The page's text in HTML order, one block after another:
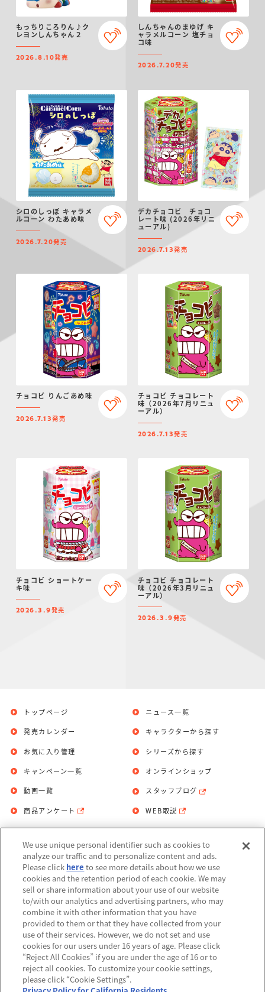
もっちりころりん♪ク
レヨンしんちゃん２
2026.8.10発売
しんちゃんのまゆげ キ
ャラメルコーン 塩チョ
コ味
2026.7.20発売
シロのしっぽ キャラメ
ルコーン わたあめ味
2026.7.20発売
デカチョコビ チョコ
レート味 (2026年リニ
ューアル)
2026.7.13発売
チョコビ りんごあめ味
2026.7.13発売
チョコビ チョコレート
味（2026年7月リニュ
ーアル）
2026.7.13発売
チョコビ ショートケー
キ味
2026.3.9発売
チョコビ チョコレート
味（2026年3月リニュ
ーアル）
2026.3.9発売
トップページ
発売カレンダー
お気に入り管理
ニュース一覧
キャラクターから探す
シリーズから探す
キャンペーン一覧
動画一覧
商品アンケート
オンラインショップ
スタッフブログ
WEB取説
お問い合わせ 個人情報保護方針
利用規約
Do Not Sell or Share My Personal
Information
アレルギー情報
We use unique personal identifier such as cookies to
analyze our traffic and to personalize content and ads.
Please click here to see more details about how we use
cookies and the retention period of each cookie. We may
sell or share information about your use of our website
to/with our analytics and advertising partners, who may
combine it with other information that you have
provided to them or that they have collected from your
use of their services. However, we do not set and use
cookies for our users under 16 years of age. Please click
“Reject All Cookies” if you are under the age of 16 or to
reject all cookies. To customize your cookie settings,
please click “Cookie Settings”.